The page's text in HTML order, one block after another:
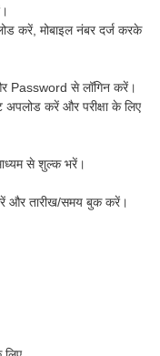
करें, मोबाइल नंबर दर्ज करके
Password से लॉगिन करें।
अपलोड करें और परीक्षा के लिए
से शुल्क भरें।
और तारीख/समय बुक करें।